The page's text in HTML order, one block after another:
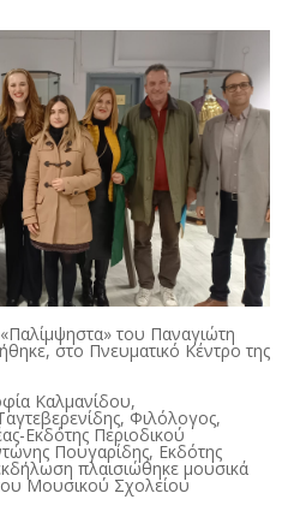
του Παναγιώτη
στο Πνευματικό Κέντρο της
Καλμανίδου,
Φιλόλογος,
Εκδότης Περιοδικού
Πουγαρίδης, Εκδότης
πλαισιώθηκε μουσικά
Μουσικού Σχολείου